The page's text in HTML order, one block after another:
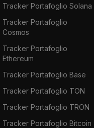
Tracker Portafoglio Solana
Tracker Portafoglio
Cosmos
Tracker Portafoglio
Ethereum
Tracker Portafoglio Base
Tracker Portafoglio TON
Tracker Portafoglio TRON
Tracker Portafoglio Bitcoin